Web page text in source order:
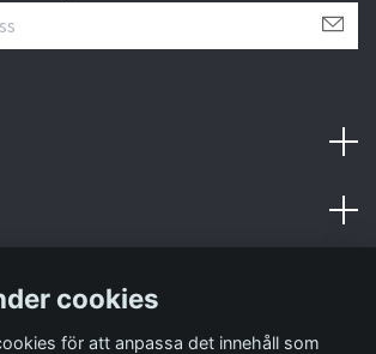
cookies
för att anpassa det innehåll som